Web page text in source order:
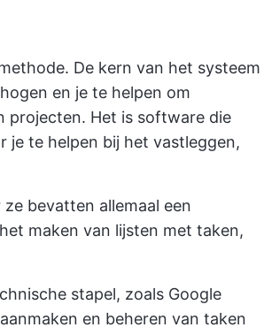
De kern van het systeem
en je te helpen om
projecten. Het is software die
je te helpen bij het vastleggen,
bevatten allemaal een
maken van lijsten met taken,
stapel, zoals Google
en beheren van taken